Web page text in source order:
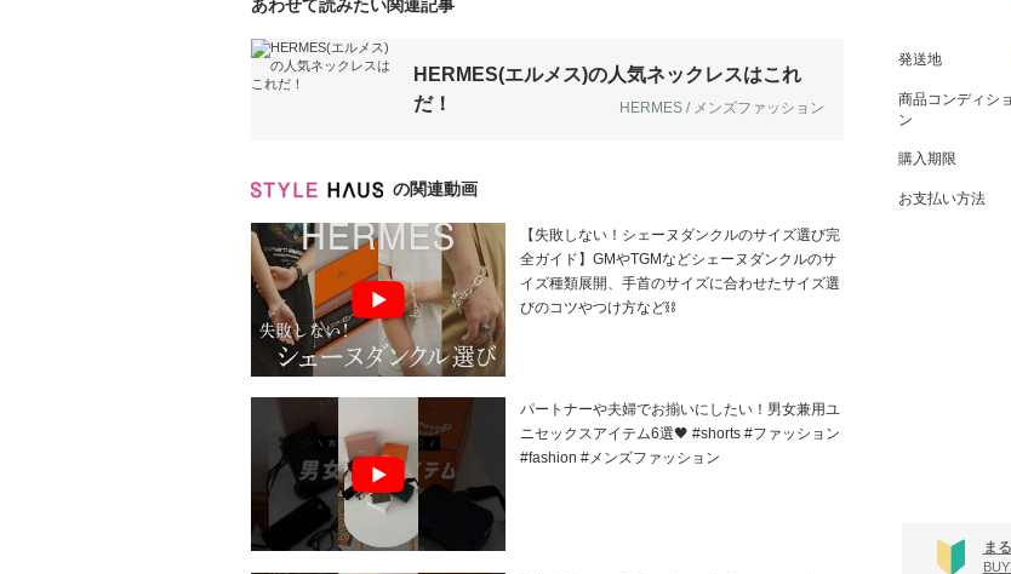
あわせて読みたい関連記事
HERMES(エルメス)の人気ネックレスはこれ
だ！
HERMES / メンズファッション
の関連動画
【失敗しない！シェーヌダンクルのサイズ選び完
全ガイド】GMやTGMなどシェーヌダンクルのサ
イズ種類展開、手首のサイズに合わせたサイズ選
びのコツやつけ方など⛓
パートナーや夫婦でお揃いにしたい！男女兼用ユ
ニセックスアイテム6選🖤 #shorts #ファッション
#fashion #メンズファッション
発送地
商品コンディショ
ン
購入期限
お支払い方法
ま